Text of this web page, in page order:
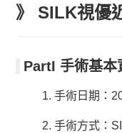
》 SILK視優
PartI 手術基本
1. 手術日期：
2. 手術方式：